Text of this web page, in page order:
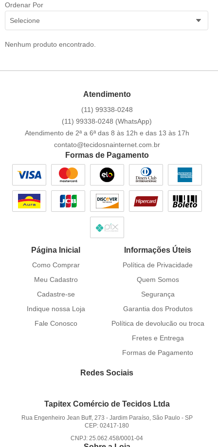
Ordenar Por
Selecione
Nenhum produto encontrado.
Atendimento
(11) 99338-0248
(11) 99338-0248 (WhatsApp)
Atendimento de 2ª a 6ª das 8 às 12h e das 13 às 17h
contato@tecidosnainternet.com.br
Formas de Pagamento
Página Inicial
Como Comprar
Meu Cadastro
Cadastre-se
Indique nossa Loja
Fale Conosco
Informações Úteis
Política de Privacidade
Quem Somos
Segurança
Garantia dos Produtos
Política de devolucão ou troca
Fretes e Entrega
Formas de Pagamento
Redes Sociais
Tapitex Comércio de Tecidos Ltda
Rua Engenheiro Jean Buff, 273 - Jardim Paraíso, São Paulo - SP
CEP: 02417-180
CNPJ: 25.062.458/0001-04